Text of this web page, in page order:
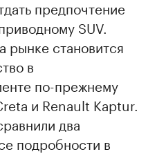
предпочтение
SUV.
рынке становится
в
по-прежнему
и Renault Kaptur.
два
подробности в